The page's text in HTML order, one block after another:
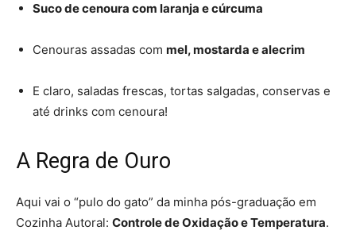
Suco de cenoura com laranja e cúrcuma
Cenouras assadas com mel, mostarda e alecrim
E claro, saladas frescas, tortas salgadas, conservas e
até drinks com cenoura!
A Regra de Ouro
Aqui vai o “pulo do gato” da minha pós-graduação em
Cozinha Autoral: Controle de Oxidação e Temperatura.